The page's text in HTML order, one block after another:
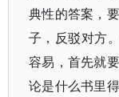
典性的答案，
子，反驳对方
容易，首先就
论是什么书里